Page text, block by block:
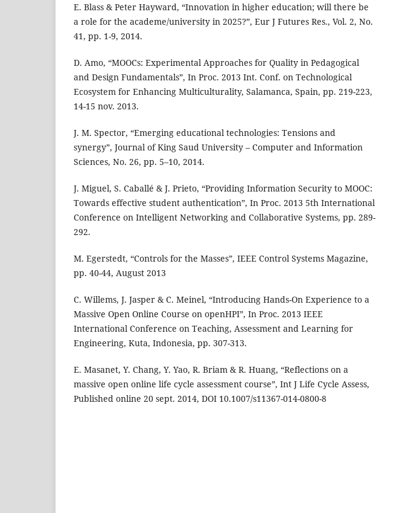
E. Blass & Peter Hayward, “Innovation in higher education; will there be
a role for the academe/university in 2025?”, Eur J Futures Res., Vol. 2, No.
41, pp. 1-9, 2014.
D. Amo, “MOOCs: Experimental Approaches for Quality in Pedagogical
and Design Fundamentals”, In Proc. 2013 Int. Conf. on Technological
Ecosystem for Enhancing Multiculturality, Salamanca, Spain, pp. 219-223,
14-15 nov. 2013.
J. M. Spector, “Emerging educational technologies: Tensions and
synergy”, Journal of King Saud University – Computer and Information
Sciences, No. 26, pp. 5–10, 2014.
J. Miguel, S. Caballé & J. Prieto, “Providing Information Security to MOOC:
Towards effective student authentication”, In Proc. 2013 5th International
Conference on Intelligent Networking and Collaborative Systems, pp. 289-
292.
M. Egerstedt, “Controls for the Masses”, IEEE Control Systems Magazine,
pp. 40-44, August 2013
C. Willems, J. Jasper & C. Meinel, “Introducing Hands-On Experience to a
Massive Open Online Course on openHPI”, In Proc. 2013 IEEE
International Conference on Teaching, Assessment and Learning for
Engineering, Kuta, Indonesia, pp. 307-313.
E. Masanet, Y. Chang, Y. Yao, R. Briam & R. Huang, “Reflections on a
massive open online life cycle assessment course”, Int J Life Cycle Assess,
Published online 20 sept. 2014, DOI 10.1007/s11367-014-0800-8